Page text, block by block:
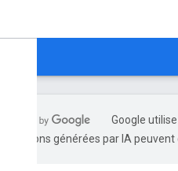
Google
traductions générées par IA